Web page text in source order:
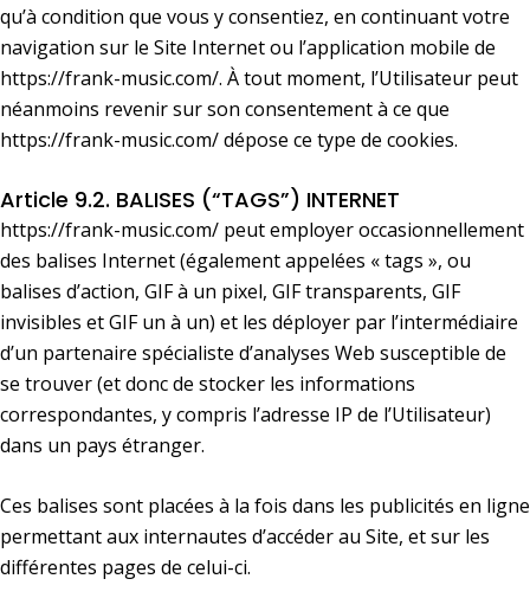
qu’à condition que vous y consentiez, en continuant votre
navigation sur le Site Internet ou l’application mobile de
https://frank-music.com/. À tout moment, l’Utilisateur peut
néanmoins revenir sur son consentement à ce que
https://frank-music.com/dépose ce type de cookies.
Article 9.2. BALISES (“TAGS”) INTERNET
https://frank-music.com/ peut employer occasionnellement
des balises Internet (également appelées « tags », ou
balises d’action, GIF à un pixel, GIF transparents, GIF
invisibles et GIF un à un) et les déployer par l’intermédiaire
d’un partenaire spécialiste d’analyses Web susceptible de
se trouver (et donc de stocker les informations
correspondantes, y compris l’adresse IP de l’Utilisateur)
dans un pays étranger.
Ces balises sont placées à la fois dans les publicités en ligne
permettant aux internautes d’accéder au Site, et sur les
différentes pages de celui-ci.